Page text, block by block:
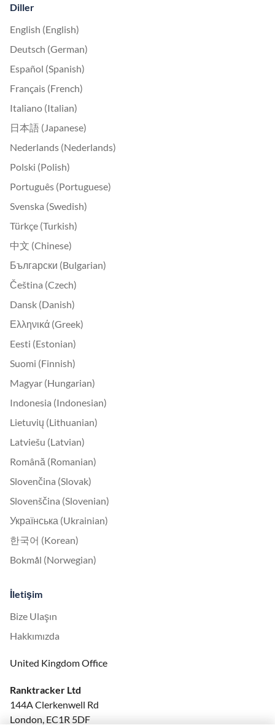
Diller
English (English)
Deutsch (German)
Español (Spanish)
Français (French)
Italiano (Italian)
日本語 (Japanese)
Nederlands (Nederlands)
Polski (Polish)
Português (Portuguese)
Svenska (Swedish)
Türkçe (Turkish)
中文 (Chinese)
Български (Bulgarian)
Čeština (Czech)
Dansk (Danish)
Ελληνικά (Greek)
Eesti (Estonian)
Suomi (Finnish)
Magyar (Hungarian)
Indonesia (Indonesian)
Lietuvių (Lithuanian)
Latviešu (Latvian)
Română (Romanian)
Slovenčina (Slovak)
Slovenščina (Slovenian)
Українська (Ukrainian)
한국어 (Korean)
Bokmål (Norwegian)
İletişim
Bize Ulaşın
Hakkımızda
United Kingdom Office
Ranktracker Ltd
144A Clerkenwell Rd
London, EC1R 5DF